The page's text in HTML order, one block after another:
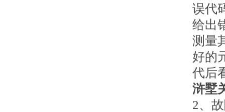
误代
给出
测量
好的
代后
浒墅
2、